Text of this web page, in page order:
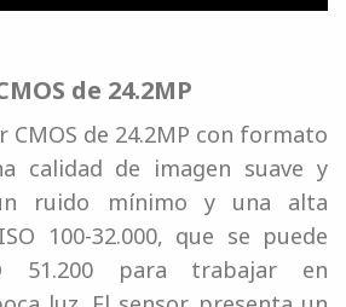
de 24.2MP
CMOS de 24.2MP con formato
calidad de imagen suave y
ruido mínimo y una alta
100-32.000, que se puede
51.200 para trabajar en